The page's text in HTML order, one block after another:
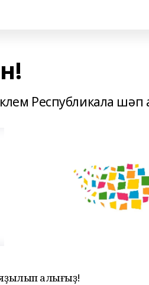
Республикала шәп
яҙылып ҡалығыҙ!